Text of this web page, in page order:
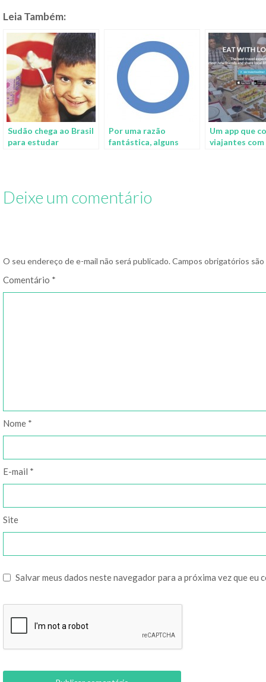
Leia Também:
Sudão chega ao Brasil
para estudar
Por uma razão
fantástica, alguns
Um app que
viajantes com
Deixe um comentário
O seu endereço de e-mail não será publicado. Campos obrigatórios
Comentário *
Nome *
E-mail *
Site
Salvar meus dados neste navegador para a próxima vez que eu